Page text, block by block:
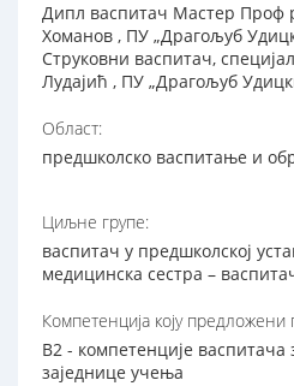
Дипл васпитач Мастер Проф
Хоманов , ПУ „Драгољуб
Струковни васпитач,
Лудајић , ПУ „Драгољуб
Област:
предшколско васпитање и
Циљне групе:
васпитач у предшколској
медицинска сестра –
Компетенција коју предложени
В2 - компетенције
заједнице учења